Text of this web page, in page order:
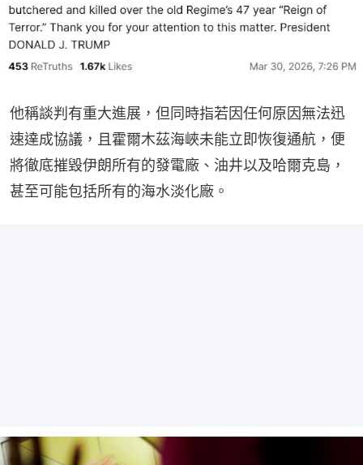
他稱談判有重大進展，但同時指若因任何原因無法迅
速達成協議，且霍爾木茲海峽未能立即恢復通航，便
將徹底摧毀伊朗所有的發電廠、油井以及哈爾克島，
甚至可能包括所有的海水淡化廠。